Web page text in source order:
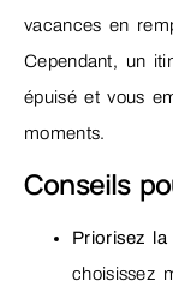
vacances en
Cependant, un
épuisé et vous
moments.
Conseils
Priorisez
choisissez